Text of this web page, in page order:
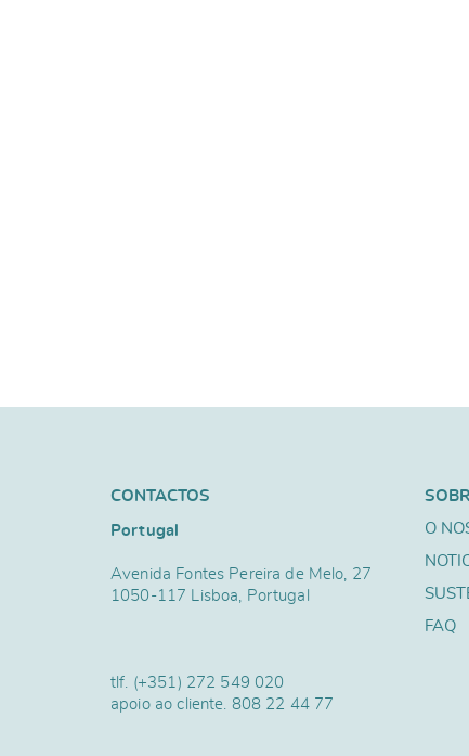
CONTACTOS
Portugal
Avenida Fontes Pereira de Melo, 27
1050-117 Lisboa, Portugal
tlf. (+351) 272 549 020
apoio ao cliente. 808 22 44 77
O
FAQ